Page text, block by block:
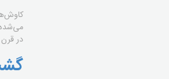
می‌شده
در قرن ۱۳ میلادی توسط مغول‌ها ویران شد و هرگز شکوه کامل خود را بازنیافت.